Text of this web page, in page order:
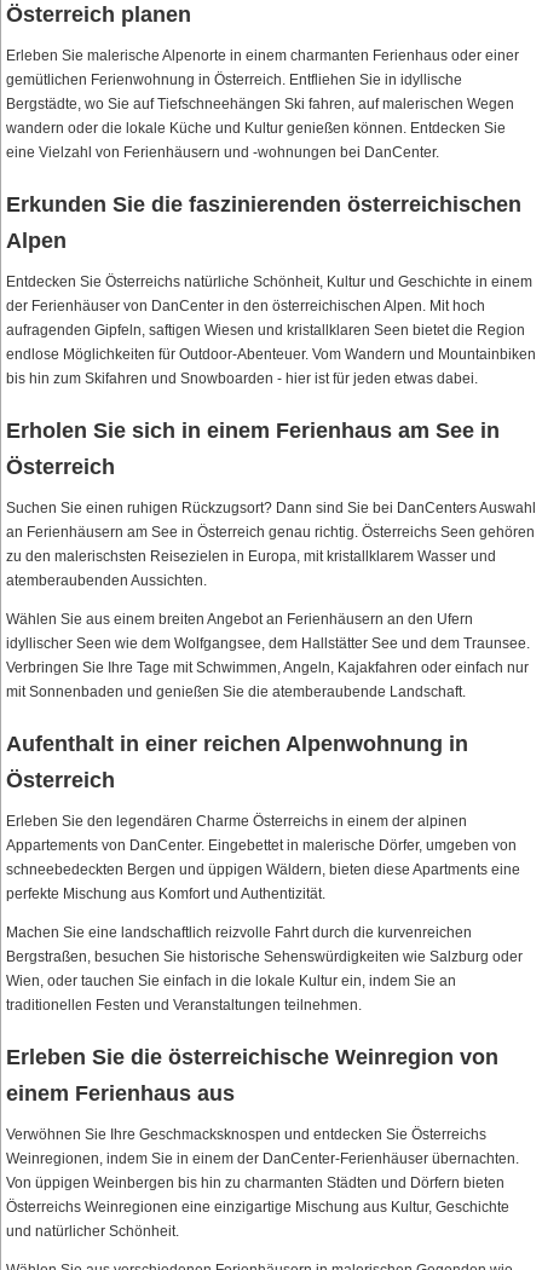
Österreich planen
Erleben Sie malerische Alpenorte in einem charmanten Ferienhaus oder einer
gemütlichen Ferienwohnung in Österreich. Entfliehen Sie in idyllische
Bergstädte, wo Sie auf Tiefschneehängen Ski fahren, auf malerischen Wegen
wandern oder die lokale Küche und Kultur genießen können. Entdecken Sie
eine Vielzahl von Ferienhäusern und -wohnungen bei DanCenter.
Erkunden Sie die faszinierenden österreichischen
Alpen
Entdecken Sie Österreichs natürliche Schönheit, Kultur und Geschichte in einem
der Ferienhäuser von DanCenter in den österreichischen Alpen. Mit hoch
aufragenden Gipfeln, saftigen Wiesen und kristallklaren Seen bietet die Region
endlose Möglichkeiten für Outdoor-Abenteuer. Vom Wandern und Mountainbiken
bis hin zum Skifahren und Snowboarden - hier ist für jeden etwas dabei.
Erholen Sie sich in einem Ferienhaus am See in
Österreich
Suchen Sie einen ruhigen Rückzugsort? Dann sind Sie bei DanCenters Auswahl
an Ferienhäusern am See in Österreich genau richtig. Österreichs Seen gehören
zu den malerischsten Reisezielen in Europa, mit kristallklarem Wasser und
atemberaubenden Aussichten.
Wählen Sie aus einem breiten Angebot an Ferienhäusern an den Ufern
idyllischer Seen wie dem Wolfgangsee, dem Hallstätter See und dem Traunsee.
Verbringen Sie Ihre Tage mit Schwimmen, Angeln, Kajakfahren oder einfach nur
mit Sonnenbaden und genießen Sie die atemberaubende Landschaft.
Aufenthalt in einer reichen Alpenwohnung in
Österreich
Erleben Sie den legendären Charme Österreichs in einem der alpinen
Appartements von DanCenter. Eingebettet in malerische Dörfer, umgeben von
schneebedeckten Bergen und üppigen Wäldern, bieten diese Apartments eine
perfekte Mischung aus Komfort und Authentizität.
Machen Sie eine landschaftlich reizvolle Fahrt durch die kurvenreichen
Bergstraßen, besuchen Sie historische Sehenswürdigkeiten wie Salzburg oder
Wien, oder tauchen Sie einfach in die lokale Kultur ein, indem Sie an
traditionellen Festen und Veranstaltungen teilnehmen.
Erleben Sie die österreichische Weinregion von
einem Ferienhaus aus
Verwöhnen Sie Ihre Geschmacksknospen und entdecken Sie Österreichs
Weinregionen, indem Sie in einem der DanCenter-Ferienhäuser übernachten.
Von üppigen Weinbergen bis hin zu charmanten Städten und Dörfern bieten
Österreichs Weinregionen eine einzigartige Mischung aus Kultur, Geschichte
und natürlicher Schönheit.